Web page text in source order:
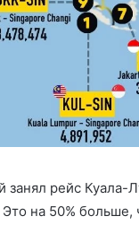
рейс Куала-
на 50% больше,